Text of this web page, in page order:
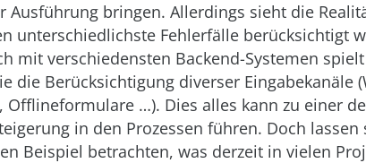
Ausführung bringen. Allerdings sieht die
unterschiedlichste Fehlerfälle berücksichtigt
mit verschiedensten Backend-Systemen
die Berücksichtigung diverser Eingabekanäle
Offlineformulare …). Dies alles kann zu einer
in den Prozessen führen. Doch
Beispiel betrachten, was derzeit in vielen